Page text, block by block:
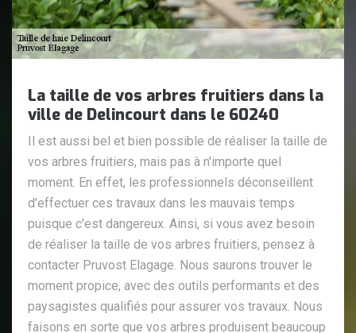
La taille de vos arbres fruitiers dans la
ville de Delincourt dans le 60240
Il est aussi bel et bien possible de réaliser la taille de
vos arbres fruitiers, mais pas à n'importe quel
moment. En effet, les professionnels déconseillent
d'effectuer ces travaux dans les mauvais temps
puisque c'est dangereux. Ainsi, si vous avez besoin
de réaliser la taille de vos arbres fruitiers, pensez à
contacter Pruvost Elagage. Nous saurons trouver le
moment propice, avec des outils performants et des
paysagistes qualifiés pour assurer vos travaux. Nous
faisons en sorte que vos arbres produisent beaucoup